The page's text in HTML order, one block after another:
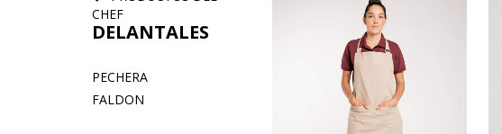
CHEF
DELANTALES
PECHERA
FALDON